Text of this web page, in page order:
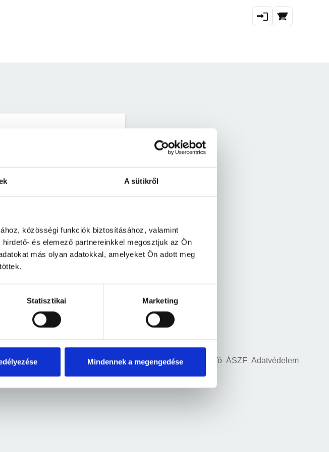
A sütikről
közösségi funkciók biztosításához, valamint
és elemező partnereinkkel megosztjuk az Ön
más olyan adatokkal, amelyeket Ön adott meg
Statisztikai Marketing
Mindennek a megengedése
Regisztrálj, iratkozz fel Üzletünk Áraink Céges infó ÁSZF Adatvédelem